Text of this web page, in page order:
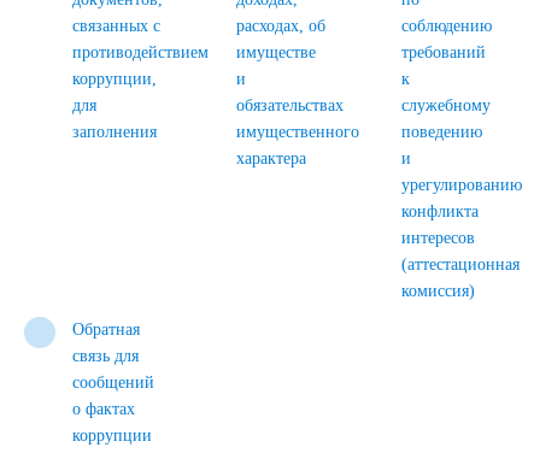
связанных с
противодействием
коррупции,
для
заполнения
расходах, об
имуществе
и
обязательствах
имущественного
характера
соблюдению
требований
к
служебному
поведению
и
урегулированию
конфликта
интересов
(аттестационная
комиссия)
Обратная
связь для
сообщений
о фактах
коррупции